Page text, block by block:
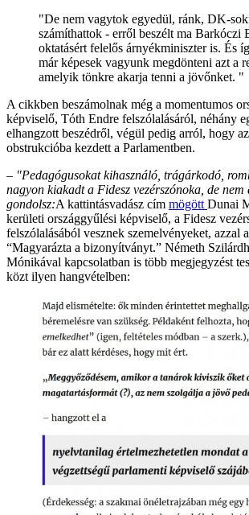
"De nem vagytok egyedül, ránk, DK-
számíthattok - erről beszélt ma Barkóczi
oktatásért felelős árnyékminiszter is. És
már képesek vagyunk megdönteni azt a
amelyik tönkre akarja tenni a jövőnket. "
A cikkben beszámolnak még a momentumos
képviselő, Tóth Endre felszólalásáról, néhány
elhangzott beszédről, végül pedig arról, hogy
obstrukcióba kezdett a Parlamentben.
– "Pedagógusokat kihasználó, trágárkodó,
nagyon kiakadt a Fidesz vezérszónoka, de
gondolsz:A kattintásvadász cím mögött Dunai
kerületi országgyűlési képviselő, a Fidesz
felszólalásából vesznek szemelvényeket, azzal
“Magyarázta a bizonyítványt.” Németh
Mónikával kapcsolatban is több megjegyzést
közt ilyen hangvételben: